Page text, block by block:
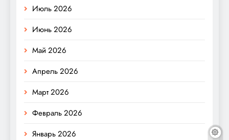
Июль 2026
Июнь 2026
Май 2026
Апрель 2026
Март 2026
Февраль 2026
Январь 2026